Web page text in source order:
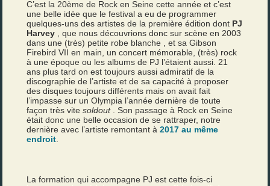
C’est la 20ème de Rock en Seine cette année et c’est
une belle idée que le festival a eu de programmer
quelques-uns des artistes de la première édition dont PJ
Harvey , que nous découvrions donc sur scène en 2003
dans une (très) petite robe blanche , et sa Gibson
Firebird VII en main, un concert mémorable, (très) rock
à une époque ou les albums de PJ l’étaient aussi. 21
ans plus tard on est toujours aussi admiratif de la
discographie de l’artiste et de sa capacité à proposer
des disques toujours différents mais on avait fait
l’impasse sur un Olympia l’année dernière de toute
façon très vitesoldout
. Son passage à Rock en Seine
était donc une belle occasion de se rattraper, notre
dernière avec l’artiste remontant à2017 au même
endroit
La formation qui accompagne PJ est cette fois-ci